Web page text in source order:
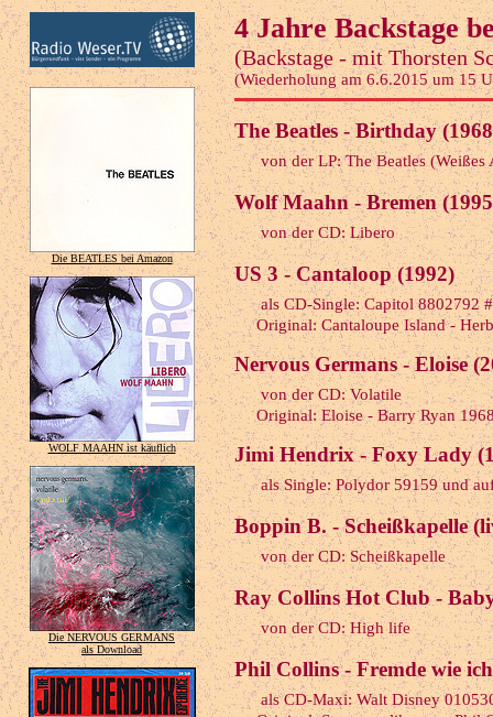
Die BEATLES bei Amazon
WOLF MAAHN ist käuflich
Die NERVOUS GERMANS
als Download
4 Jahre Backstage
(Backstage - mit Thorsten
(Wiederholung am 6.6.2015 um 15
The Beatles - Birthday
von der LP: The Beatles (Weißes
Wolf Maahn - Bremen
von der CD: Libero
US 3 - Cantaloop (1992)
als CD-Single: Capitol 8802792
Original: Cantaloupe Island -
Nervous Germans - Eloise
von der CD: Volatile
Original: Eloise - Barry Ryan
Jimi Hendrix - Foxy Lady
als Single: Polydor 59159 und
Boppin B. - Scheißkapelle
von der CD: Scheißkapelle
Ray Collins Hot Club -
von der CD: High life
Phil Collins - Fremde wie
als CD-Maxi: Walt Disney